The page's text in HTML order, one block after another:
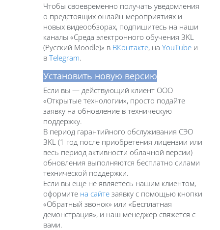
Чтобы своевременно получать уведомления
о предстоящих онлайн-мероприятиях и
новых видеообзорах, подпишитесь на наши
каналы «Среда электронного обучения 3KL
(Русский Moodle)» в ВКонтакте, на YouTube и
в Telegram.
Установить новую версию
Если вы — действующий клиент ООО
«Открытые технологии», просто подайте
заявку на обновление в техническую
поддержку.
В период гарантийного обслуживания СЭО
3KL (1 год после приобретения лицензии или
весь период активности облачной версии)
обновления выполняются бесплатно силами
технической поддержки.
Если вы еще не являетесь нашим клиентом,
оформите на сайте заявку с помощью кнопки
«Обратный звонок» или «Бесплатная
демонстрация», и наш менеджер свяжется с
вами.